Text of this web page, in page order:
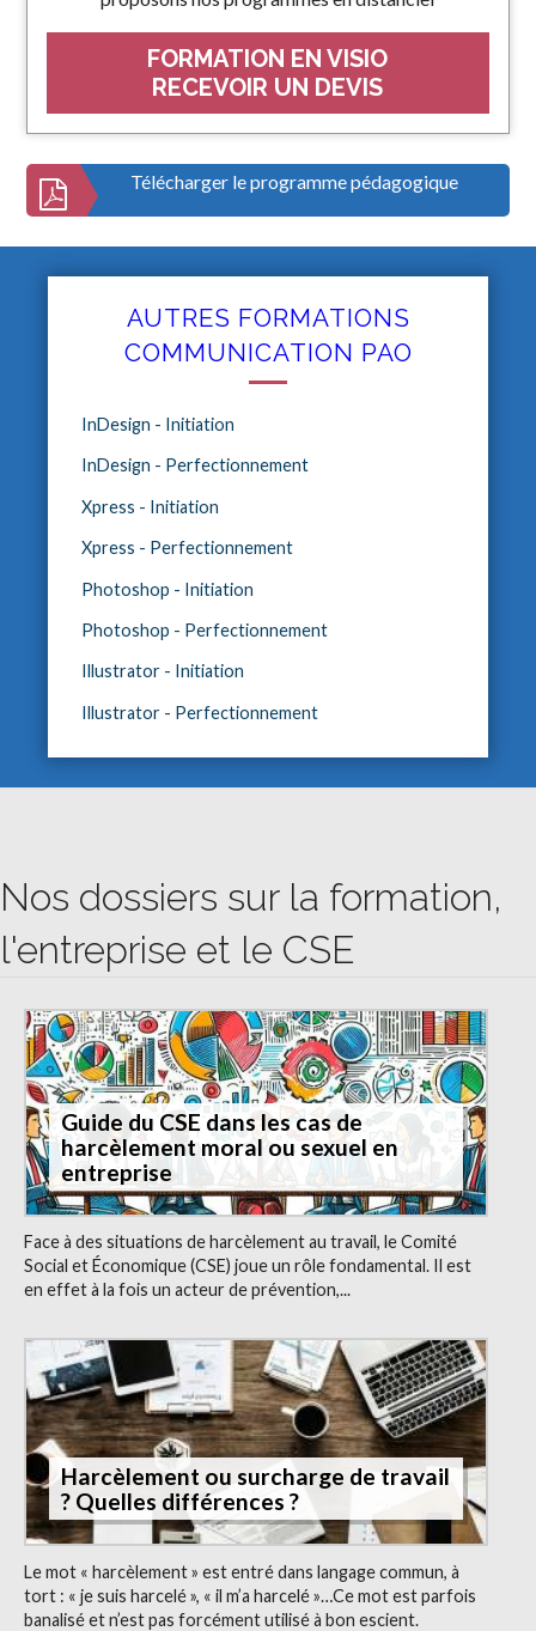
FORMATION EN VISIO
RECEVOIR UN DEVIS
Télécharger le programme pédagogique
AUTRES FORMATIONS
COMMUNICATION PAO
InDesign - Initiation
InDesign - Perfectionnement
Xpress - Initiation
Xpress - Perfectionnement
Photoshop - Initiation
Photoshop - Perfectionnement
Illustrator - Initiation
Illustrator - Perfectionnement
Nos dossiers sur la formation,
l'entreprise et le CSE
Guide du CSE dans les cas de
harcèlement moral ou sexuel en
entreprise
Face à des situations de harcèlement au travail, le Comité
Social et Économique (CSE) joue un rôle fondamental. Il est
en effet à la fois un acteur de prévention,...
Harcèlement ou surcharge de travail
? Quelles différences ?
Le mot « harcèlement » est entré dans langage commun, à
tort : « je suis harcelé », « il m’a harcelé »…Ce mot est parfois
banalisé et n’est pas forcément utilisé à bon escient.